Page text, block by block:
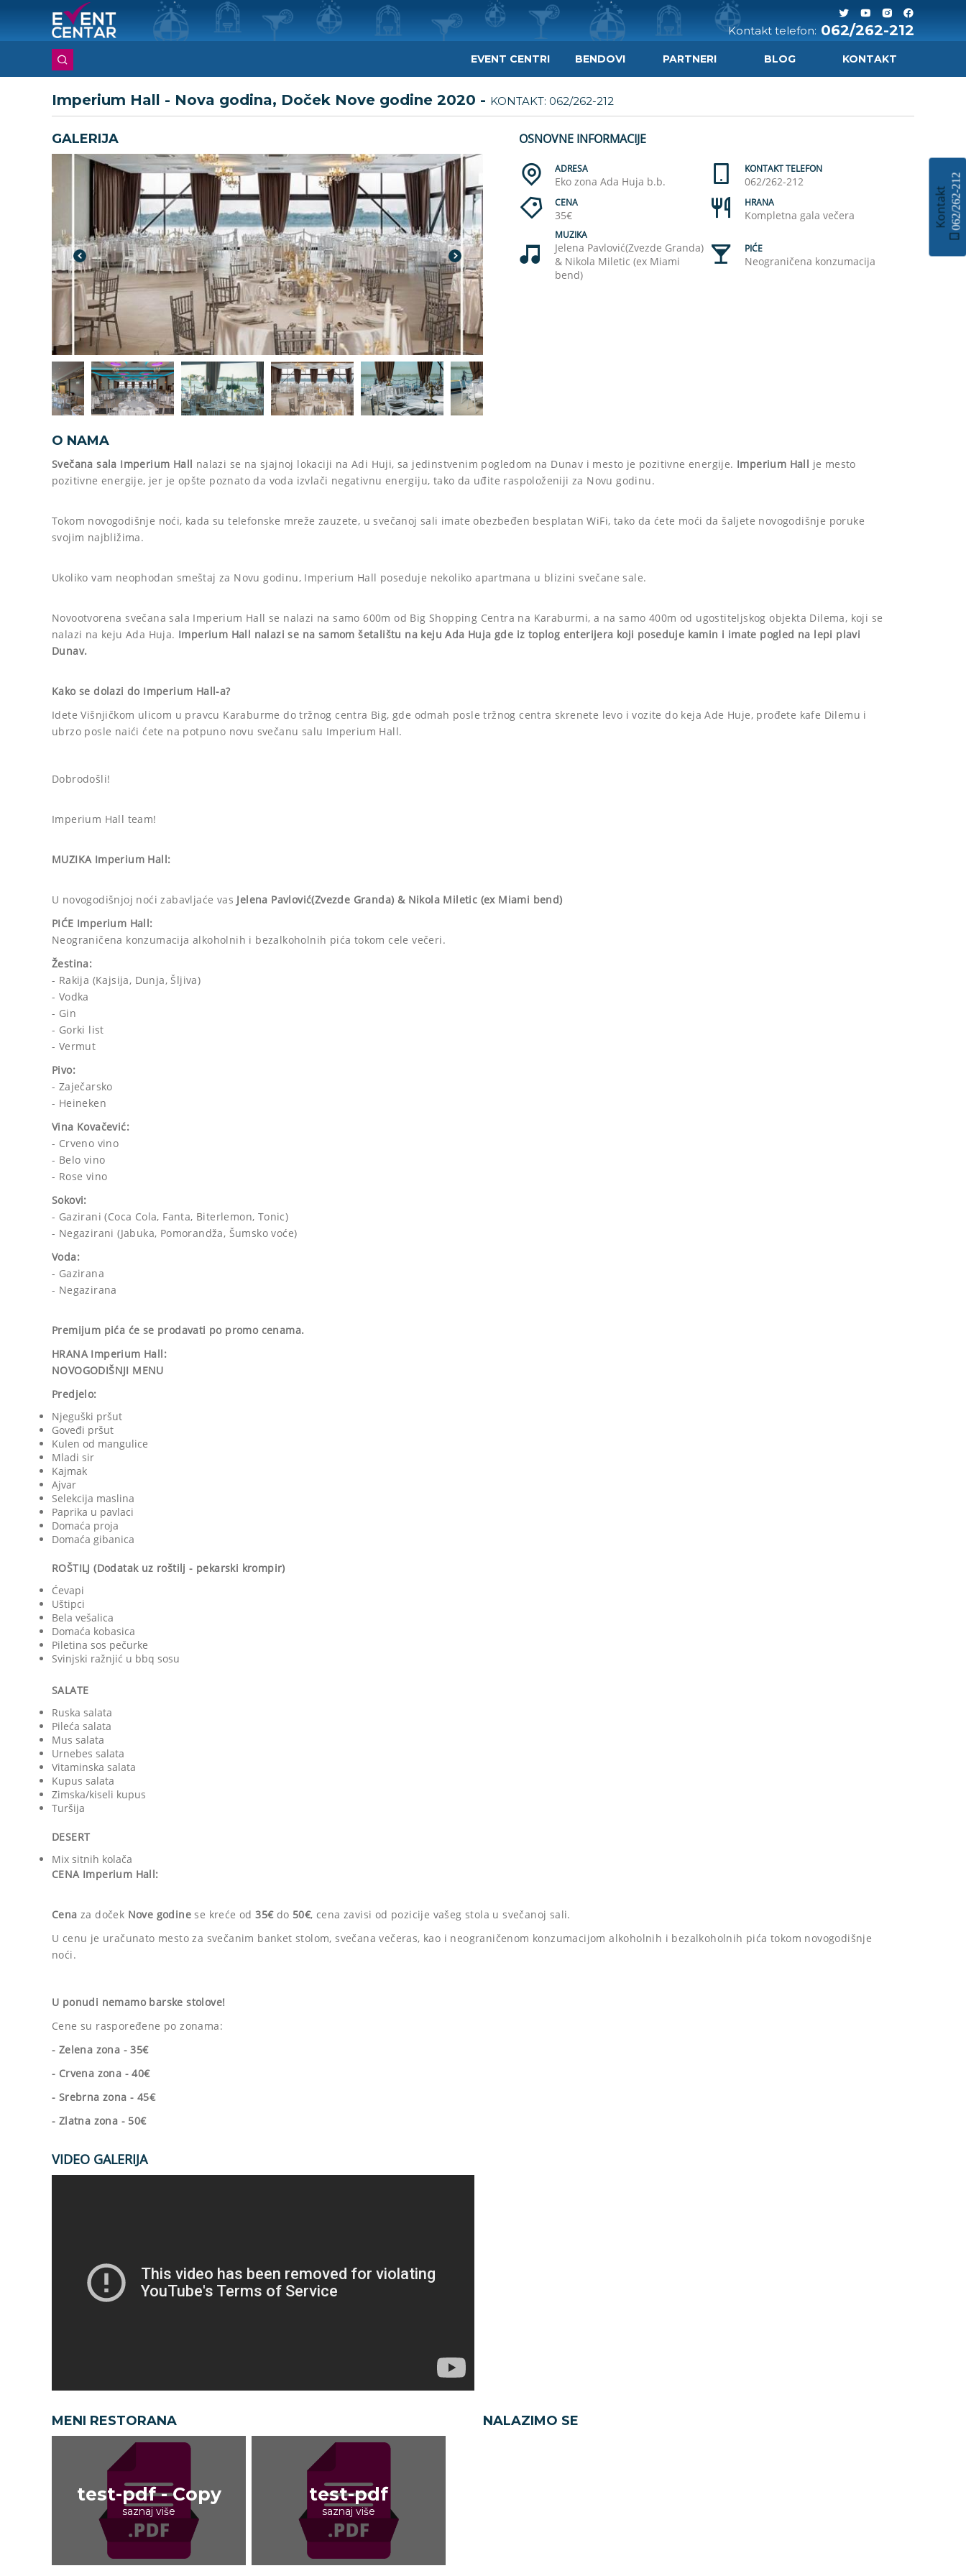
Kontakt telefon: 062/262-212
EVENT CENTRI BENDOVI PARTNERI BLOG KONTAKT
Imperium Hall - Nova godina, Doček Nove godine 2020 - KONTAKT: 062/262-212
Kontakt062/262-212
GALERIJA OSNOVNE INFORMACIJE
ADRESA
Eko zona Ada Huja b.b.
KONTAKT TELEFON
062/262-212
CENA
35€
HRANA
Kompletna gala večera
MUZIKA
Jelena Pavlović(Zvezde Granda)
& Nikola Miletic (ex Miami
bend)
PIĆE
Neograničena konzumacija
O NAMA
Svečana sala Imperium Hall nalazi se na sjajnoj lokaciji na Adi Huji, sa jedinstvenim pogledom na Dunav i mesto je pozitivne energije. Imperium Hall je mesto
pozitivne energije, jer je opšte poznato da voda izvlači negativnu energiju, tako da uđite raspoloženiji za Novu godinu.
Tokom novogodišnje noći, kada su telefonske mreže zauzete, u svečanoj sali imate obezbeđen besplatan WiFi, tako da ćete moći da šaljete novogodišnje poruke
svojim najbližima.
Ukoliko vam neophodan smeštaj za Novu godinu, Imperium Hall poseduje nekoliko apartmana u blizini svečane sale.
Novootvorena svečana sala Imperium Hall se nalazi na samo 600m od Big Shopping Centra na Karaburmi, a na samo 400m od ugostiteljskog objekta Dilema, koji se
nalazi na keju Ada Huja. Imperium Hall nalazi se na samom šetalištu na keju Ada Huja gde iz toplog enterijera koji poseduje kamin i imate pogled na lepi plavi
Dunav.
Kako se dolazi do Imperium Hall-a?
Idete Višnjičkom ulicom u pravcu Karaburme do tržnog centra Big, gde odmah posle tržnog centra skrenete levo i vozite do keja Ade Huje, prođete kafe Dilemu i
ubrzo posle naići ćete na potpuno novu svečanu salu Imperium Hall.
Dobrodošli!
Imperium Hall team!
MUZIKA Imperium Hall:
U novogodišnjoj noći zabavljaće vas Jelena Pavlović(Zvezde Granda) & Nikola Miletic (ex Miami bend)
PIĆE Imperium Hall:
Neograničena konzumacija alkoholnih i bezalkoholnih pića tokom cele večeri.
Žestina:
- Rakija (Kajsija, Dunja, Šljiva)
- Vodka
- Gin
- Gorki list
- Vermut
Pivo:
- Zaječarsko
- Heineken
Vina Kovačević:
- Crveno vino
- Belo vino
- Rose vino
Sokovi:
- Gazirani (Coca Cola, Fanta, Biterlemon, Tonic)
- Negazirani (Jabuka, Pomorandža, Šumsko voće)
Voda:
- Gazirana
- Negazirana
Premijum pića će se prodavati po promo cenama.
HRANA Imperium Hall:
NOVOGODIŠNJI MENU
Predjelo:
Njeguški pršut
Goveđi pršut
Kulen od mangulice
Mladi sir
Kajmak
Ajvar
Selekcija maslina
Paprika u pavlaci
Domaća proja
Domaća gibanica
ROŠTILJ (Dodatak uz roštilj - pekarski krompir)
Ćevapi
Uštipci
Bela vešalica
Domaća kobasica
Piletina sos pečurke
Svinjski ražnjić u bbq sosu
SALATE
Ruska salata
Pileća salata
Mus salata
Urnebes salata
Vitaminska salata
Kupus salata
Zimska/kiseli kupus
Turšija
DESERT
Mix sitnih kolača
CENA Imperium Hall:
Cena za doček Nove godine se kreće od35€do 50€, cena zavisi od pozicije vašeg stola u svečanoj sali.
U cenu je uračunato mesto za svečanim banket stolom, svečana večeras, kao i neograničenom konzumacijom alkoholnih i bezalkoholnih pića tokom novogodišnje
noći.
U ponudi nemamo barske stolove!
Cene su raspoređene po zonama:
- Zelena zona - 35€
- Crvena zona - 40€
- Srebrna zona - 45€
- Zlatna zona - 50€
VIDEO GALERIJA
MENI RESTORANA
test-pdf - Copy
saznaj više
test-pdf
saznaj više
NALAZIMO SE